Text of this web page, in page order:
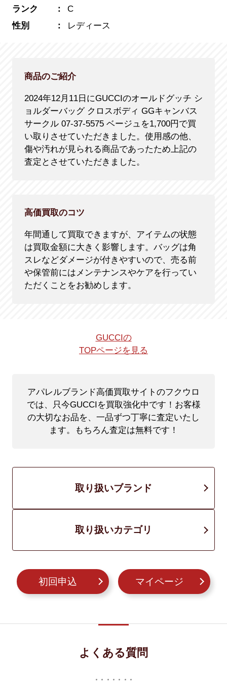
ランク
C
性別
レディース
商品のご紹介
2024年12月11日にGUCCIのオールドグッチ シ
ョルダーバッグ クロスボディ GGキャンバス
サークル 07-37-5575 ベージュを1,700円で買
い取りさせていただきました。使用感の他、
傷や汚れが見られる商品であったため上記の
査定とさせていただきました。
高価買取のコツ
年間通して買取できますが、アイテムの状態
は買取金額に大きく影響します。バッグは角
スレなどダメージが付きやすいので、売る前
や保管前にはメンテナンスやケアを行ってい
ただくことをお勧めします。
GUCCIの
TOPページを見る
アパレルブランド高価買取サイトのフクウロ
では、只今GUCCIを買取強化中です！ お客様
の大切なお品を、一品ずつ丁寧に査定いたし
ます。もちろん査定は無料です！
取り扱いブランド
取り扱いカテゴリ
初回申込 マイページ
よくある質問